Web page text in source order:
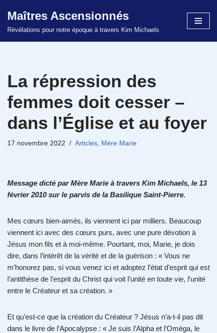
Aller
Maîtres Ascensionnés
Révélations pour notre époque à travers Kim Michaels
La répression des
femmes doit cesser –
dans l’Église et au foyer
17 novembre 2022 Articles, Mère Marie
Message dicté par Mère Marie à travers Kim Michaels, le 13
février 2010 sur le parvis de la Basilique Saint-Pierre.
Mes cœurs bien-aimés, ils viennent ici par milliers. Beaucoup
viennent ici avec des cœurs purs, avec une pure dévotion à
Jésus mon fils et à moi-même. Pourtant, moi, Marie, je dois
dire, dans l’intérêt de la vérité et de la guérison : « Vous ne
m’honorez pas, si vous venez ici et adoptez l’état d’esprit qui est
l’antithèse de l’esprit du Christ qui voit l’unité en toute vie, l’unité
entre le Créateur et sa création. »
Et qu’est-ce que la création du Créateur ? Jésus n’a-t-il pas dit
dans le livre de l’Apocalypse : « Je suis l’Alpha et l’Oméga, le